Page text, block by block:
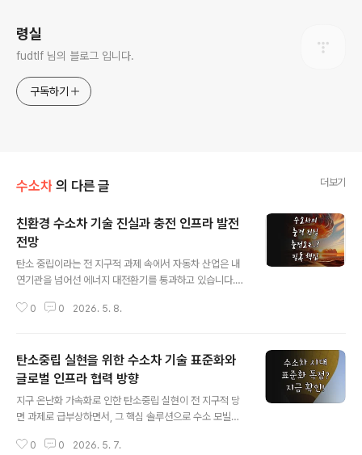
령실
fudtlf 님의 블로그 입니다.
구독하기
수소차 의 다른 글 더보기
친환경 수소차 기술 진실과 충전 인프라 발전
전망
탄소 중립이라는 전 지구적 과제 속에서 자동차 산업은 내
연기관을 넘어선 에너지 대전환기를 통과하고 있습니다.
전지차(FCEV)는 대형 운송의 효율성과 장거리 주행의 한
최적의 에너지 캐리어로서 미래 모빌리티의 심장이 될 것
입니다. 특히 주행 중 초미세먼지를 정화하는 '움직이는 공
기청정기' 역할을 수행하며 친환경성을 증명하고 있습니
다. 핵심 인사이트: 수소 모빌리티는 에너지 소비 주체에서
공급 주체로 변화하며, 그리드(Grid)와 연결된 이동형 에
너지 저장소로서의 가치를 증명하고 있습니다. 구분배터리
0 0 2026. 5. 8.
탄소중립 실현을 위한 수소차 기술 표준화와
글로벌 인프라 협력 방향
지구 온난화 가속화로 인한 탄소중립 실현이 전 지구적 당
면 과제로 급부상하면서, 그 핵심 솔루션으로 수소 모빌리
완전한 개화는 개별 국가나 기업의 단독 노력만으로는 한
0 0 2026. 5. 7.